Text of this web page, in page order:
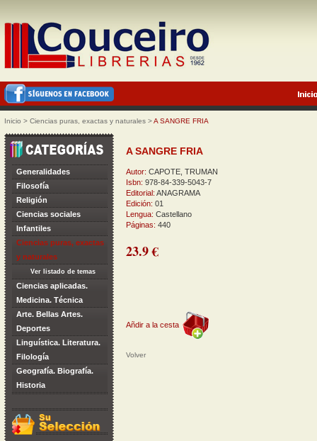
Inicio > Ciencias puras, exactas y naturales >A SANGRE FRIA
Generalidades
Filosofía
Religión
Ciencias sociales
Infantiles
Ciencias puras, exactas
y naturales
Ver listado de temas
Ciencias aplicadas.
Medicina. Técnica
Arte. Bellas Artes.
Deportes
Linguística. Literatura.
Filología
Geografía. Biografía.
Historia
A SANGRE FRIA
Autor: CAPOTE, TRUMAN
Isbn: 978-84-339-5043-7
Editorial: ANAGRAMA
Edición: 01
Lengua: Castellano
Páginas: 440
23.9 €
Añdir a la cesta
Volver